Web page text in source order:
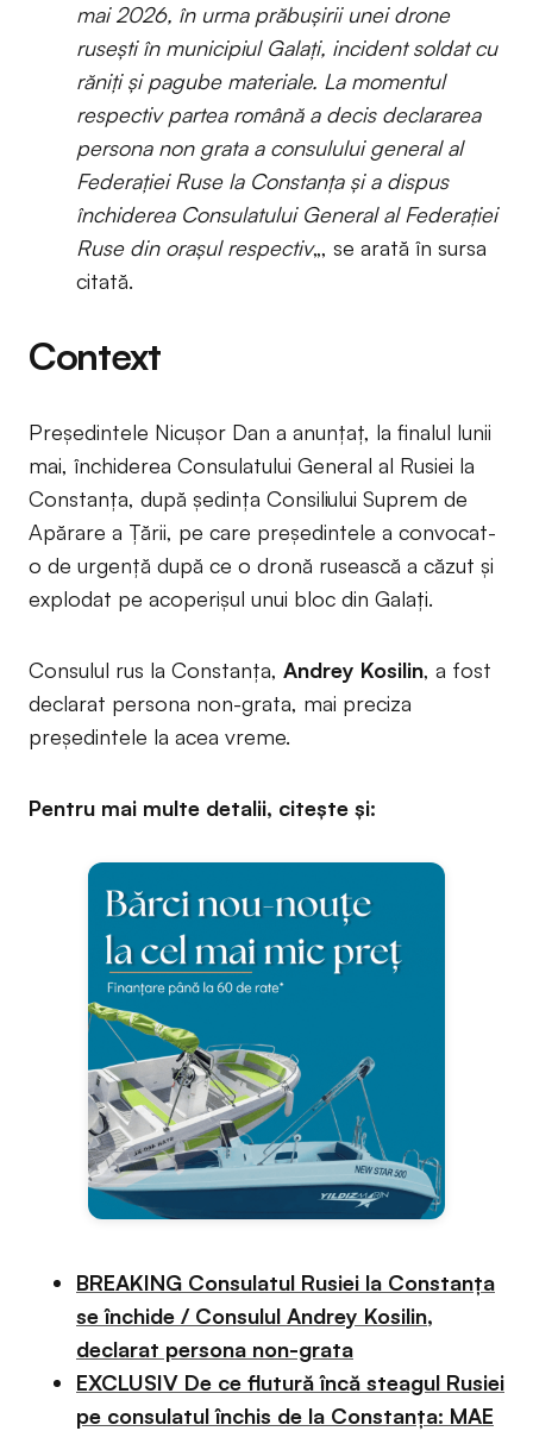
mai 2026, în urma prăbușirii unei drone
rusești în municipiul Galați, incident soldat cu
răniți și pagube materiale. La momentul
respectiv partea română a decis declararea
persona non grata a consulului general al
Federației Ruse la Constanța și a dispus
închiderea Consulatului General al Federației
Ruse din orașul respectiv„, se arată în sursa
citată.
Context
Președintele Nicușor Dan a anunțaț, la finalul lunii
mai, închiderea Consulatului General al Rusiei la
Constanța, după ședința Consiliului Suprem de
Apărare a Țării, pe care președintele a convocat-
o de urgență după ce o dronă rusească a căzut și
explodat pe acoperișul unui bloc din Galați.
Consulul rus la Constanța, Andrey Kosilin, a fost
declarat persona non-grata, mai preciza
președintele la acea vreme.
Pentru mai multe detalii, citește și:
BREAKING Consulatul Rusiei la Constanța
se închide / Consulul Andrey Kosilin,
declarat persona non-grata
EXCLUSIV De ce flutură încă steagul Rusiei
pe consulatul închis de la Constanța: MAE